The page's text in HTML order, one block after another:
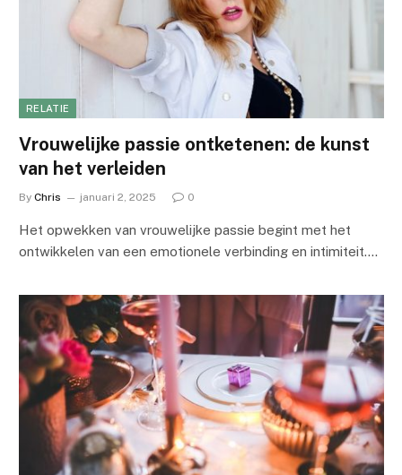
RELATIE
Vrouwelijke passie ontketenen: de kunst
van het verleiden
By Chris januari 2, 2025 0
Het opwekken van vrouwelijke passie begint met het
ontwikkelen van een emotionele verbinding en intimiteit.…